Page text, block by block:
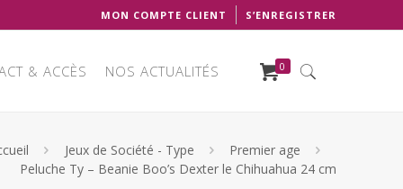
MON COMPTE CLIENT S’ENREGISTRER
& ACCÈS NOS ACTUALITÉS 0
Jeux de Société - Type
Premier age
Peluche Ty – Beanie Boo’s Dexter le Chihuahua 24 cm